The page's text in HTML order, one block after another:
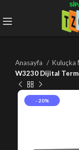
Anasayfa
Kuluçka
W3230 Dijital
- 20%